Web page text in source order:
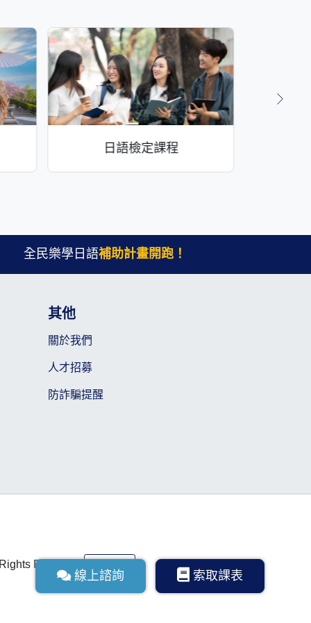
日語檢定課程
全民樂學日語補助計畫開跑！
其他
關於我們
人才招募
防詐騙提醒
Reserved
線上諮詢 索取課表